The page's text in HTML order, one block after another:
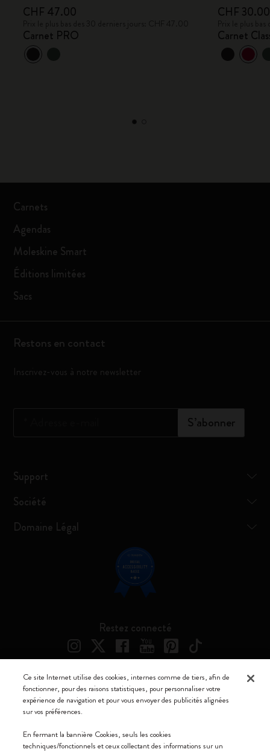
CHF 47.00
Carnet PRO
CHF 30.00
Carnet
Carnets
Agendas
Moleskine Smart
Éditions limitées
Sacs
Restons en contact
Inscrivez-vous à notre newsletter
S’abonner
Support
Société
Domaine Légal
Restez connecté
Moleskine ® est une marque enregistrée de Moleskine Srl a socio unico
Moleskine srl a socio unico - Via Bergognone, 34 – 20144 Milano -
Soc. €2.181.513,42
Ce site Internet utilise des cookies, internes comme de tiers, afin de
fonctionner, pour des raisons statistiques, pour personnaliser votre
expérience de navigation et pour vous envoyer des publicités alignées
sur vos préférences.
En fermant la bannière Cookies, seuls les cookies
techniques/fonctionnels et ceux collectant des informations sur un